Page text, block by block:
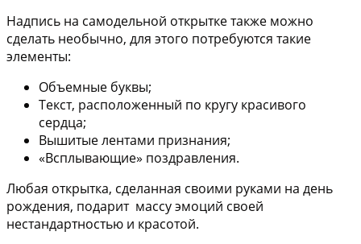
Надпись на самодельной открытке также можно
сделать необычно, для этого потребуются такие
элементы:
Объемные буквы;
Текст, расположенный по кругу красивого
сердца;
Вышитые лентами признания;
«Всплывающие» поздравления.
Любая открытка, сделанная своими руками на день
рождения, подарит массу эмоций своей
нестандартностью и красотой.